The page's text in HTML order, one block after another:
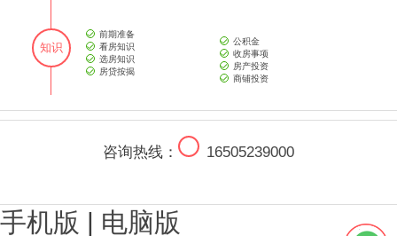
知识
前期准备
看房知识
选房知识
房贷按揭
公积金
收房事项
房产投资
商铺投资
咨询热线： 16505239000
手机版 | 电脑版